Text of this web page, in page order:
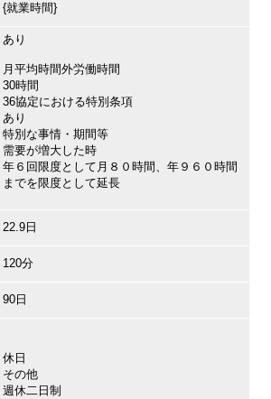
{就業時間}
あり
月平均時間外労働時間
30時間
36協定における特別条項
あり
特別な事情・期間等
需要が増大した時
年６回限度として月８０時間、年９６０時間
までを限度として延長
22.9日
120分
90日
休日
その他
週休二日制